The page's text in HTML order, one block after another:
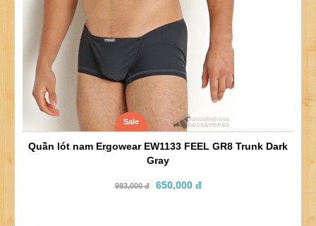
Sale
Quần lót nam Ergowear EW1133 FEEL GR8 Trunk Dark
Gray
983,000 đ 650,000 đ